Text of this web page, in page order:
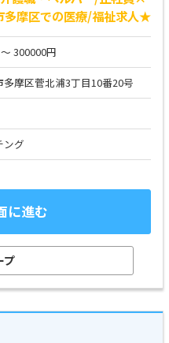
摩区での医療/福祉求人★
300000円
摩区菅北浦3丁目10番20号
ング
に進む
プ